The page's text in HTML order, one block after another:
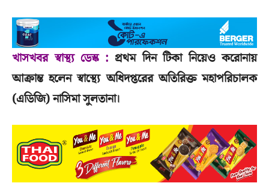
খাসখবর স্বাস্থ্য ডেস্ক : প্রথম দিন টিকা নিয়েও করোনায়
আক্রান্ত হলেন স্বাস্থ্যে অধিদপ্তরের অতিরিক্ত মহাপরিচালক
(এডিজি) নাসিমা সুলতানা।